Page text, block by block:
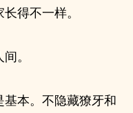
得不一样。
。
本。不隐藏獠牙和